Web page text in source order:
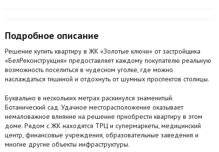
Подробное описание
Решение купить квартиру в ЖК «Золотые ключи» от застройщика
«БелРеконструкция» предоставляет каждому покупателю реальную
возможность поселиться в чудесном уголке, где можно
наслаждаться тишиной и отдохнуть от шумных проспектов столицы.
Буквально в нескольких метрах раскинулся знаменитый
Ботанический сад. Удачное месторасположение оказывает
немаловажное влияние на решение приобрести квартиру в этом
доме. Рядом с ЖК находятся ТРЦ и супермаркеты, медицинский
центр, финансовые учреждения, образовательные заведения и
многие другие объекты инфраструктуры.